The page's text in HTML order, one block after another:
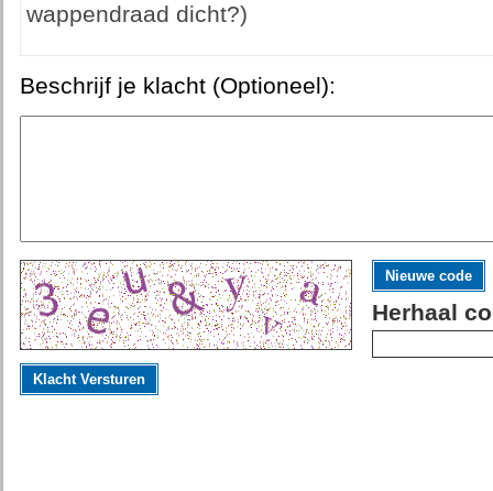
wappendraad dicht?)
Beschrijf je klacht (Optioneel):
Nieuwe code
Herhaal
Klacht Versturen